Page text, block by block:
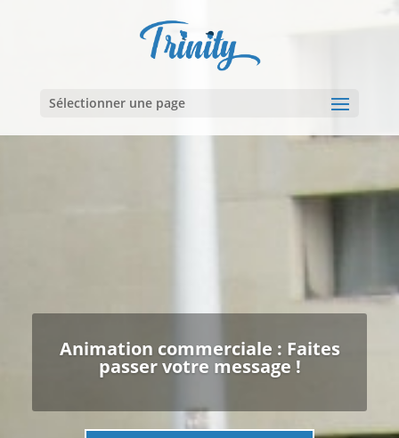
Sélectionner une page
Animation commerciale : Faites
passer votre message !